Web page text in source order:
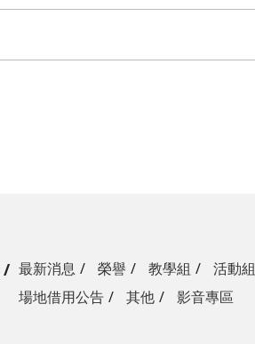
最新消息 榮譽 教學組 活動組
場地借用公告
其他 影音專區